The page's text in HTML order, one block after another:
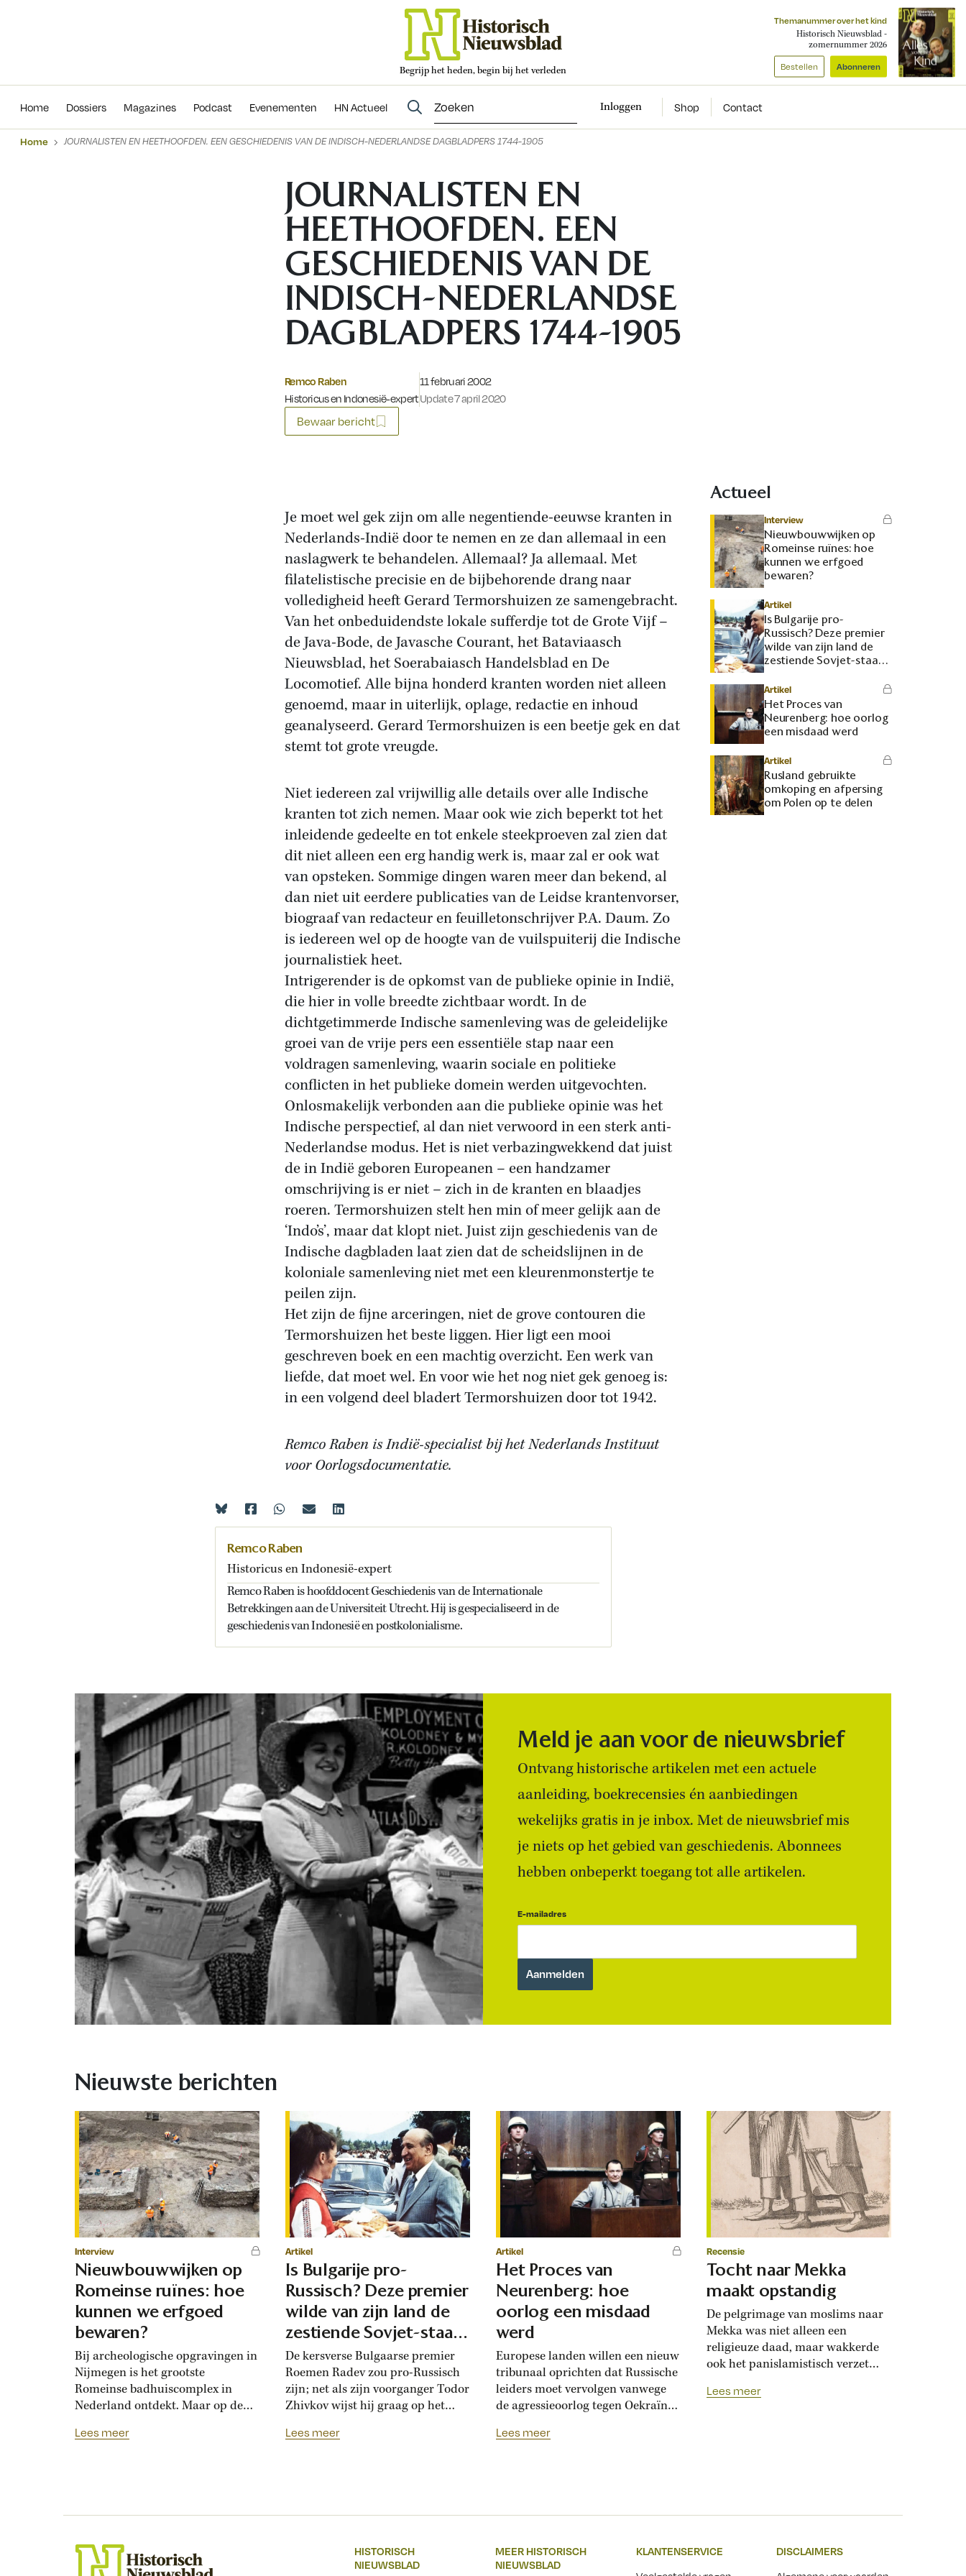
Begrijp het heden, begin bij het verleden
Themanummer over het kind
Historisch Nieuwsblad -
zomernummer 2026
Bestellen Abonneren
Home Dossiers Magazines Podcast Evenementen HN Actueel Inloggen Shop Contact
Evenementen
Home JOURNALISTEN EN HEETHOOFDEN. EEN GESCHIEDENIS VAN DE INDISCH-NEDERLANDSE DAGBLADPERS 1744-1905
JOURNALISTEN EN
HEETHOOFDEN. EEN
GESCHIEDENIS VAN DE
INDISCH-NEDERLANDSE
DAGBLADPERS 1744-1905
Remco Raben
Historicus en Indonesië-expert
Gepubliceerd op:
11 februari 2002
Update 7 april 2020
Bewaar bericht
Je moet wel gek zijn om alle negentiende-eeuwse kranten in
Nederlands-Indië door te nemen en ze dan allemaal in een
naslagwerk te behandelen. Allemaal? Ja allemaal. Met
filatelistische precisie en de bijbehorende drang naar
volledigheid heeft Gerard Termorshuizen ze samengebracht.
Van het onbeduidendste lokale sufferdje tot de Grote Vijf –
de Java-Bode, de Javasche Courant, het Bataviaasch
Nieuwsblad, het Soerabaiasch Handelsblad en De
Locomotief. Alle bijna honderd kranten worden niet alleen
genoemd, maar in uiterlijk, oplage, redactie en inhoud
geanalyseerd. Gerard Termorshuizen is een beetje gek en dat
stemt tot grote vreugde.
Niet iedereen zal vrijwillig alle details over alle Indische
kranten tot zich nemen. Maar ook wie zich beperkt tot het
inleidende gedeelte en tot enkele steekproeven zal zien dat
dit niet alleen een erg handig werk is, maar zal er ook wat
van opsteken. Sommige dingen waren meer dan bekend, al
dan niet uit eerdere publicaties van de Leidse krantenvorser,
biograaf van redacteur en feuilletonschrijver P.A. Daum. Zo
is iedereen wel op de hoogte van de vuilspuiterij die Indische
journalistiek heet.
Intrigerender is de opkomst van de publieke opinie in Indië,
die hier in volle breedte zichtbaar wordt. In de
dichtgetimmerde Indische samenleving was de geleidelijke
groei van de vrije pers een essentiële stap naar een
voldragen samenleving, waarin sociale en politieke
conflicten in het publieke domein werden uitgevochten.
Onlosmakelijk verbonden aan die publieke opinie was het
Indische perspectief, al dan niet verwoord in een sterk anti-
Nederlandse modus. Het is niet verbazingwekkend dat juist
de in Indië geboren Europeanen – een handzamer
omschrijving is er niet – zich in de kranten en blaadjes
roeren. Termorshuizen stelt hen min of meer gelijk aan de
‘Indo’s’, maar dat klopt niet. Juist zijn geschiedenis van de
Indische dagbladen laat zien dat de scheidslijnen in de
koloniale samenleving niet met een kleurenmonstertje te
peilen zijn.
Het zijn de fijne arceringen, niet de grove contouren die
Termorshuizen het beste liggen. Hier ligt een mooi
geschreven boek en een machtig overzicht. Een werk van
liefde, dat moet wel. En voor wie het nog niet gek genoeg is:
in een volgend deel bladert Termorshuizen door tot 1942.
Remco Raben is Indië-specialist bij het Nederlands Instituut
voor Oorlogsdocumentatie.
Actueel
Interview
Nieuwbouwwijken op
Romeinse ruïnes: hoe
kunnen we erfgoed
bewaren?
Artikel
Is Bulgarije pro-
Russisch? Deze premier
wilde van zijn land de
zestiende Sovjet-staat
maken
Artikel
Het Proces van
Neurenberg: hoe oorlog
een misdaad werd
Artikel
Rusland gebruikte
omkoping en afpersing
om Polen op te delen
Remco Raben
Historicus en Indonesië-expert
Remco Raben is hoofddocent Geschiedenis van de Internationale
Betrekkingen aan de Universiteit Utrecht. Hij is gespecialiseerd in de
geschiedenis van Indonesië en postkolonialisme.
Meld je aan voor de nieuwsbrief
Ontvang historische artikelen met een actuele
aanleiding, boekrecensies én aanbiedingen
wekelijks gratis in je inbox. Met de nieuwsbrief mis
je niets op het gebied van geschiedenis. Abonnees
hebben onbeperkt toegang tot alle artikelen.
E-mailadres
Nieuwste berichten
Interview
Nieuwbouwwijken op
Romeinse ruïnes: hoe
kunnen we erfgoed
bewaren?
Bij archeologische opgravingen in
Nijmegen is het grootste
Romeinse badhuiscomplex in
Nederland ontdekt. Maar op de
binnenkort een nieuwe woonwijk
Over een paar jaar staat het
Nijmeegse Waalfront vol...
Lees meer
Artikel
Is Bulgarije pro-
Russisch? Deze premier
wilde van zijn land de
zestiende Sovjet-staat
maken
De kersverse Bulgaarse premier
Roemen Radev zou pro-Russisch
zijn; net als zijn voorganger Todor
Zhivkov wijst hij graag op het
1878. Die vroegere premier was zo
Lees meer
Artikel
Het Proces van
Neurenberg: hoe
oorlog een misdaad
werd
Europese landen willen een nieuw
tribunaal oprichten dat Russische
leiders moet vervolgen vanwege
de agressieoorlog tegen Oekraïne.
Neurenberg voor het eerst
recht meer, maar een misdaad....
Lees meer
Recensie
Tocht naar Mekka
maakt opstandig
De pelgrimage van moslims naar
Mekka was niet alleen een
religieuze daad, maar wakkerde
ook het panislamistisch verzet
vreesden koloniale machten
onderzocht pelgrimsverslagen...
Lees meer
HISTORISCH
NIEUWSBLAD
MEER HISTORISCH
NIEUWSBLAD
KLANTENSERVICE
DISCLAIMERS